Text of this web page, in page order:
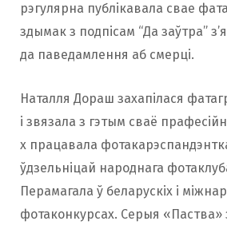
рэгулярна публікавала свае
здымак з подпісам “Да заўтра”
да паведамлення аб смерці.
Наталля Дораш захапілася
і звязала з гэтым сваё
х працавала
ўдзельніцай народнага
Перамагала ў беларускіх і
фотаконкурсах. Серыя «Паства»